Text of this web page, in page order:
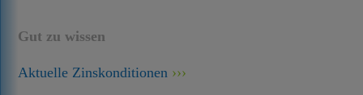
Gut zu wissen
Aktuelle Zinskonditionen